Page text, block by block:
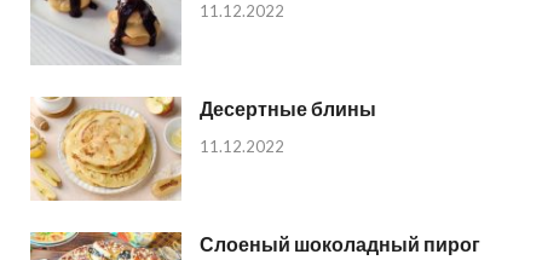
11.12.2022
Десертные блины
11.12.2022
Слоеный шоколадный пирог